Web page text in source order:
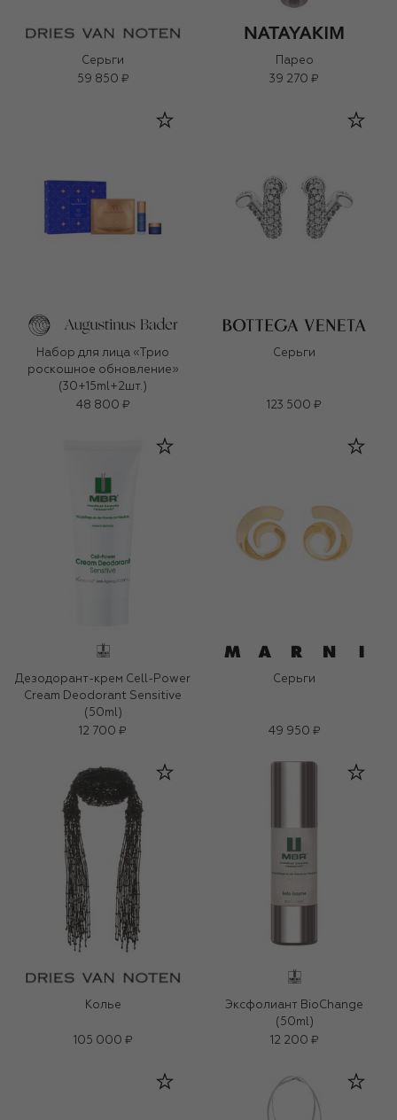
Серьги
59 850 ₽
Парео
39 270 ₽
Набор для лица «Трио
роскошное обновление»
(30+15ml+2шт.)
48 800 ₽
Серьги
123 500 ₽
Дезодорант-крем Cell-Power
Cream Deodorant Sensitive
(50ml)
12 700 ₽
Серьги
49 950 ₽
Колье
105 000 ₽
Эксфолиант BioChange
(50ml)
12 200 ₽